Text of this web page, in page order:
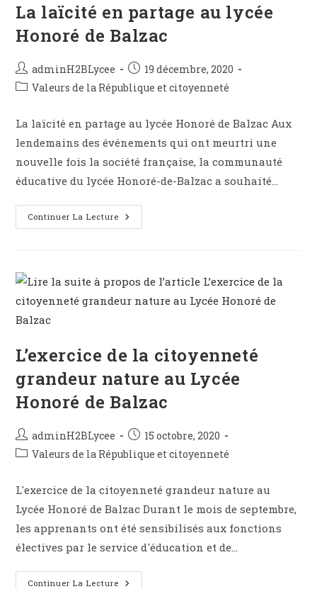
La laïcité en partage au lycée
Honoré de Balzac
adminH2BLycee
19 décembre, 2020
Valeurs de la République et citoyenneté
La laïcité en partage au lycée Honoré de Balzac Aux
lendemains des événements qui ont meurtri une
nouvelle fois la société française, la communauté
éducative du lycée Honoré-de-Balzac a souhaité…
Continuer La Lecture
L’exercice de la citoyenneté
grandeur nature au Lycée
Honoré de Balzac
adminH2BLycee
15 octobre, 2020
Valeurs de la République et citoyenneté
L'exercice de la citoyenneté grandeur nature au
Lycée Honoré de Balzac Durant le mois de septembre,
les apprenants ont été sensibilisés aux fonctions
électives par le service d'éducation et de…
Continuer La Lecture